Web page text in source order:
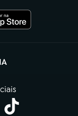
nova aba)